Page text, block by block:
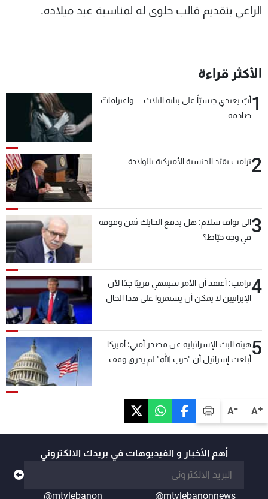
A+
A-
الراعي بتقديم قالب حلوى له لمناسبة عيد ميلاده.
الأكثر قراءة
1أبٌ يعتدي جنسيّاً على بناته الثلاث… واعترافاتٌ
صادمة
2ترامب يقيّد الجنسية الأميركية بالولادة
3الى نواف سلام: هل يدفع الحايك ثمن وقوفه
في وجه خيّاط؟
4ترامب: أعتقد أن الأمر سينتهي قريبًا جدًا لأن
الإيرانيين لا يمكن أن يستمروا على هذا الحال
5هيئة البث الإسرائيلية عن مصدر أمني: أميركا
أبلغت إسرائيل أن "حزب الله" لم يخرق وقف
أهم الأخبار و الفيديوهات في بريدك الالكتروني
@mtvlebanonnews
@mtvlebanon